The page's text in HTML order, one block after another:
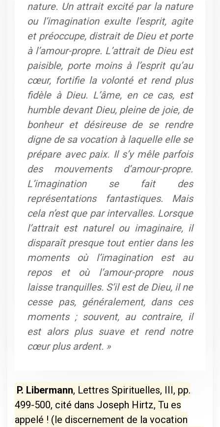
nature. Un attrait excité par la nature
ou l’imagination exulte l’esprit, agite
et préoccupe, distrait de Dieu et porte
à l’amour-propre. L’attrait de Dieu est
paisible, porte moins à l’esprit qu’au
cœur, fortifie la volonté et rend plus
fidèle à Dieu. L’âme, en ce cas, est
humble devant Dieu, pleine de joie, de
bonheur et désireuse de se rendre
digne de sa vocation à laquelle elle se
prépare avec paix. Il s’y mêle parfois
des mouvements d’amour-propre.
L’imagination se fait des
représentations fantastiques. Mais
cela n’est que par intervalles. Lorsque
l’attrait est naturel ou imaginaire, il
disparaît presque tout entier dans les
moments où l’imagination est au
repos et où l’amour-propre nous
laisse tranquilles. S’il est de Dieu, il ne
cesse pas, généralement, dans ces
moments ; souvent, au contraire, il
est alors plus suave et rend notre
cœur plus ardent. »
P. Libermann, Lettres Spirituelles, III, pp.
499-500, cité dans Joseph Hirtz, Tu es
appelé ! (le discernement de la vocation